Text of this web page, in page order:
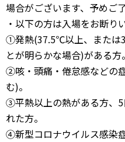
場合がございます、予めご
・以下の方は入場をお断り
①発熱(37.5℃以上、または
とが明らかな場合)がある方。
②咳・頭痛・倦怠感などの
む)。
③平熱以上の熱がある方、
れた方。
④新型コロナウイルス感染